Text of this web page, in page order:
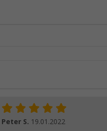
Peter S. 19.01.2022